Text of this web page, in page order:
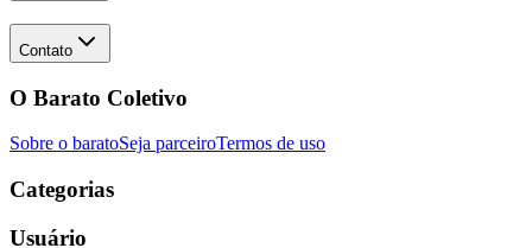
Contato
O Barato Coletivo
Sobre o baratoSeja parceiroTermos de uso
Categorias
Usuário